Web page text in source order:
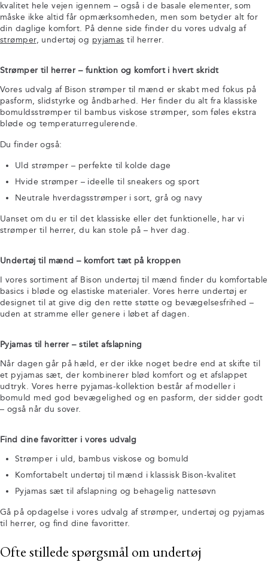
kvalitet hele vejen igennem – også i de basale elementer, som
måske ikke altid får opmærksomheden, men som betyder alt for
din daglige komfort. På denne side finder du vores udvalg af
strømper, undertøj og pyjamas til herrer.
Strømper til herrer – funktion og komfort i hvert skridt
Vores udvalg af Bison strømper til mænd er skabt med fokus på
pasform, slidstyrke og åndbarhed. Her finder du alt fra klassiske
bomuldsstrømper til bambus viskose strømper, som føles ekstra
bløde og temperaturregulerende.
Du finder også:
Uld strømper – perfekte til kolde dage
Hvide strømper – ideelle til sneakers og sport
Neutrale hverdagsstrømper i sort, grå og navy
Uanset om du er til det klassiske eller det funktionelle, har vi
strømper til herrer, du kan stole på – hver dag.
Undertøj til mænd – komfort tæt på kroppen
I vores sortiment af Bison undertøj til mænd finder du komfortable
basics i bløde og elastiske materialer. Vores herre undertøj er
designet til at give dig den rette støtte og bevægelsesfrihed –
uden at stramme eller genere i løbet af dagen.
Pyjamas til herrer – stilet afslapning
Når dagen går på hæld, er der ikke noget bedre end at skifte til
et pyjamas sæt, der kombinerer blød komfort og et afslappet
udtryk. Vores herre pyjamas-kollektion består af modeller i
bomuld med god bevægelighed og en pasform, der sidder godt
– også når du sover.
Find dine favoritter i vores udvalg
Strømper i uld, bambus viskose og bomuld
Komfortabelt undertøj til mænd i klassisk Bison-kvalitet
Pyjamas sæt til afslapning og behagelig nattesøvn
Gå på opdagelse i vores udvalg af strømper, undertøj og pyjamas
til herrer, og find dine favoritter.
Ofte stillede spørgsmål om undertøj